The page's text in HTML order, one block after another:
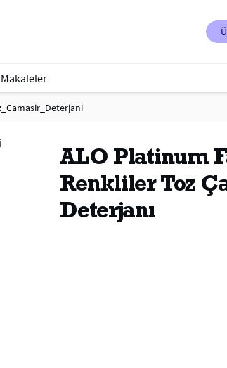
Makaleler
ALO Platinum
Renkliler Toz
Deterjanı